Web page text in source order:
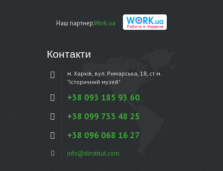
Наш партнер:Work.ua
Контакти
м. Харків, вул. Римарська, 18, ст.м.
"Історичний музей"
+38 093 185 93 60
+38 099 733 48 25
+38 096 068 16 27
info@dinstitut.com